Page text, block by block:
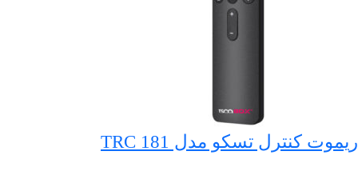
ریموت کنترل تسکو مدل TRC 181